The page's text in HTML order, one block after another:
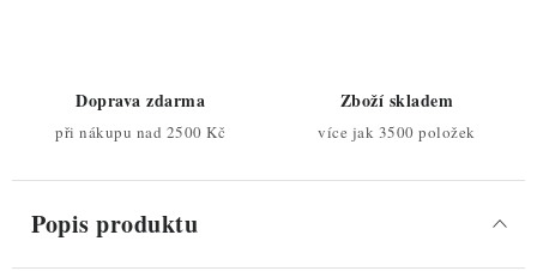
Doprava zdarma
při nákupu nad 2500 Kč
Zboží skladem
více jak 3500 položek
Popis produktu